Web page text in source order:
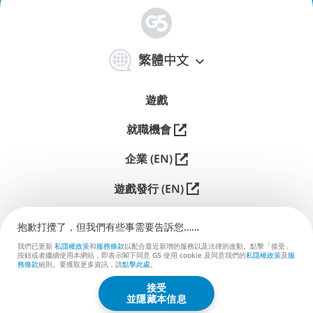
繁體中文
体
中
遊戲
就職機會
企業 (EN)
遊戲發行 (EN)
聯絡我們 (EN)
G5 ENTERTAINMENT ®
© 2026 G5 Entertainment AB
抱歉打攪了，但我們有些事需要告訴您……
我們已更新 私隱權政策和服務條款以配合最近新增的服務以及法律的改動。點擊「接受」
按鈕或者繼續使用本網站，即表示閣下同意 G5 使用 cookie 及同意我們的私隱權政策及 服
務條款細則。要獲取更多資訊，請點擊此處。
接受
並隱藏本信息